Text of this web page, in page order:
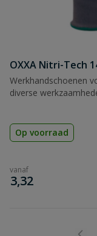
OXXA Nitri-Tech
Werkhandschoenen
diverse
Op voorraad
vanaf
€
3,32